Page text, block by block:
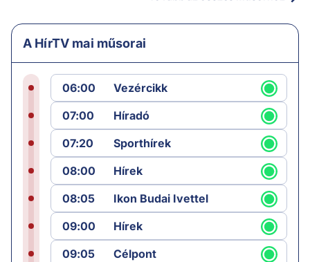
A HírTV mai műsorai
06:00
Vezércikk
07:00
Híradó
07:20
Sporthírek
08:00
Hírek
08:05
Ikon Budai Ivettel
09:00
Hírek
09:05
Célpont